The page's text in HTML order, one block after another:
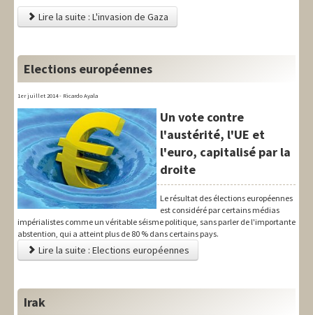
Lire la suite : L'invasion de Gaza
Elections européennes
1er juillet 2014 - Ricardo Ayala
Un vote contre
l'austérité, l'UE et
l'euro, capitalisé par la
droite
Le résultat des élections européennes
est considéré par certains médias
impérialistes comme un véritable séisme politique, sans parler de l'importante
abstention, qui a atteint plus de 80 % dans certains pays.
Lire la suite : Elections européennes
Irak